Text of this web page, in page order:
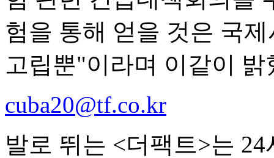
험을 통해 얻을 것은 국
고립뿐"이라며 이같이 밝
cuba20@tf.co.kr
발로 뛰는 <더팩트>는